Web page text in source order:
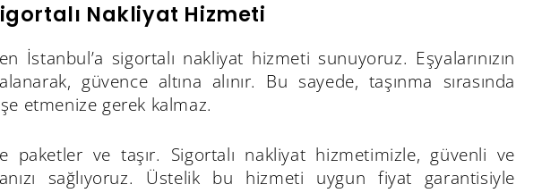
Nakliyat Hizmeti
İstanbul’a sigortalı nakliyat hizmeti sunuyoruz. Eşyalarınızın
güvence altına alınır. Bu sayede, taşınma sırasında
etmenize gerek kalmaz.
paketler ve taşır. Sigortalı nakliyat hizmetimizle, güvenli ve
sağlıyoruz. Üstelik bu hizmeti uygun fiyat garantisiyle